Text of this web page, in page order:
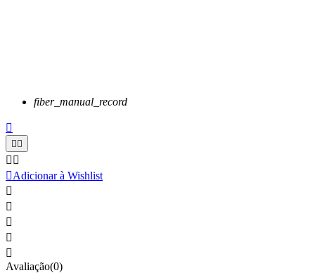
fiber_manual_record

 
 
Adicionar à Wishlist





Avaliação(0)